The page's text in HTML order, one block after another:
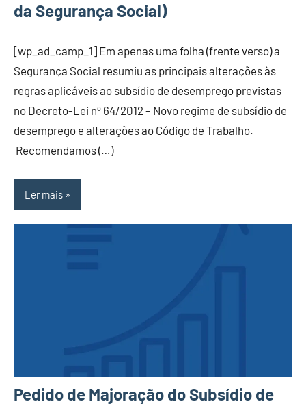
da Segurança Social)
[wp_ad_camp_1] Em apenas uma folha (frente verso) a
Segurança Social resumiu as principais alterações às
regras aplicáveis ao subsídio de desemprego previstas
no Decreto-Lei nº 64/2012 – Novo regime de subsídio de
desemprego e alterações ao Código de Trabalho.
Recomendamos (…)
Ler mais
Pedido de Majoração do Subsídio de